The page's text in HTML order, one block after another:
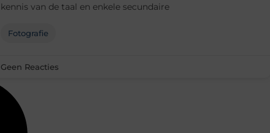
kennis van de taal en enkele secundaire
Fotografie
Geen Reacties